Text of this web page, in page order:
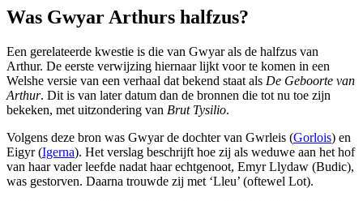
Was Gwyar Arthurs halfzus?
Een gerelateerde kwestie is die van Gwyar als de halfzus van
Arthur. De eerste verwijzing hiernaar lijkt voor te komen in een
Welshe versie van een verhaal dat bekend staat als De Geboorte van
Arthur. Dit is van later datum dan de bronnen die tot nu toe zijn
bekeken, met uitzondering van Brut Tysilio.
Volgens deze bron was Gwyar de dochter van Gwrleis (Gorlois) en
Eigyr (Igerna). Het verslag beschrijft hoe zij als weduwe aan het hof
van haar vader leefde nadat haar echtgenoot, Emyr Llydaw (Budic),
was gestorven. Daarna trouwde zij met ‘Lleu’ (oftewel Lot).